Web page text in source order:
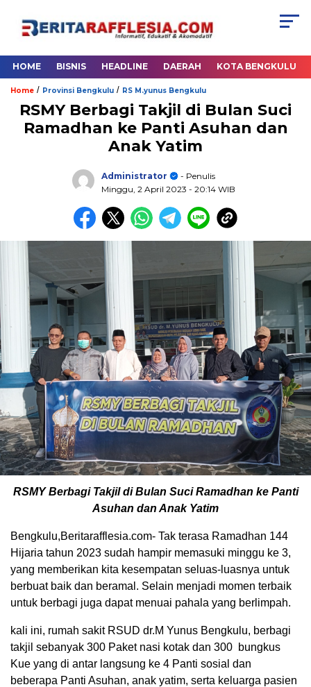
HOME BISNIS HEADLINE DAERAH KOTA BENGKULU
Home / Provinsi Bengkulu / RS M.yunus Bengkulu
RSMY Berbagi Takjil di Bulan Suci
Ramadhan ke Panti Asuhan dan
Anak Yatim
Administrator
- Penulis
Minggu, 2 April 2023 - 20:14 WIB
RSMY Berbagi Takjil di Bulan Suci Ramadhan ke Panti
Asuhan dan Anak Yatim
Bengkulu,Beritarafflesia.com- Tak terasa Ramadhan 144
Hijaria tahun 2023 sudah hampir memasuki minggu ke 3,
yang memberikan kita kesempatan seluas-luasnya untuk
berbuat baik dan beramal. Selain menjadi momen terbaik
untuk berbagi juga dapat menuai pahala yang berlimpah.
kali ini, rumah sakit RSUD dr.M Yunus Bengkulu, berbagi
takjil sebanyak 300 Paket nasi kotak dan 300 bungkus
Kue yang di antar langsung ke 4 Panti sosial dan
beberapa Panti Asuhan, anak yatim, serta keluarga pasien